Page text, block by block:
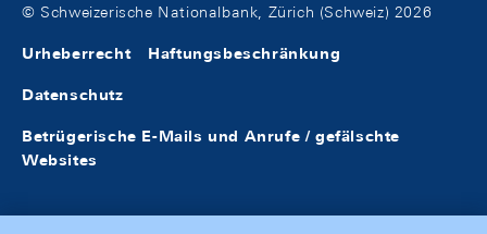
© Schweizerische Nationalbank, Zürich (Schweiz) 2026
Urheberrecht Haftungsbeschränkung
Datenschutz
Betrügerische E-Mails und Anrufe / gefälschte
Websites